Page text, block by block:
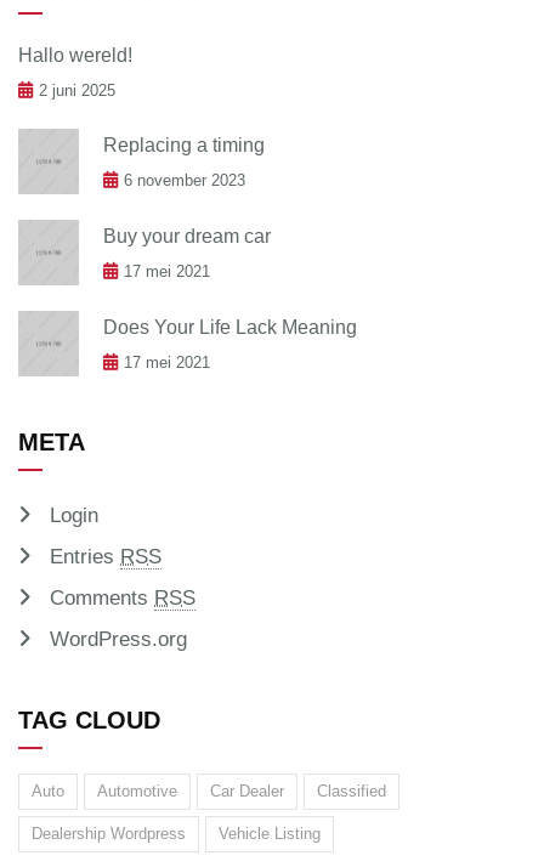
Hallo wereld!
2 juni 2025
Replacing a timing
6 november 2023
Buy your dream car
17 mei 2021
Does Your Life Lack Meaning
17 mei 2021
META
Login
Entries RSS
Comments RSS
WordPress.org
TAG CLOUD
Auto Automotive Car Dealer Classified
Dealership Wordpress Vehicle Listing